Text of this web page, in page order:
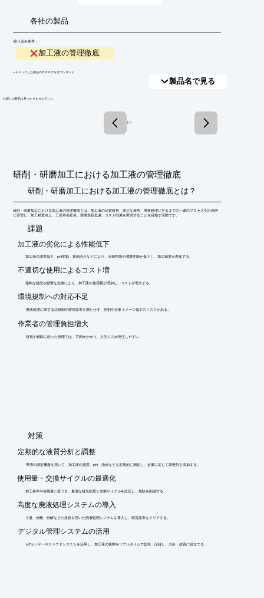
各社の製品
絞り込み条件：
加工液の管理徹底
​▼チェックした製品のカタログをダウンロード
製品名で見る
​お探しの製品は見つかりませんでした。
1 / 1
研削・研磨加工における加工液の管理徹底
研削・研磨加工における加工液の管理徹底とは？
研削・研磨加工における加工液の管理徹底とは、加工液の品質維持、適正な使用、廃液処理に至るまでの一連のプロセスを計画的
に管理し、加工精度向上、工具寿命延長、環境負荷低減、コスト削減を実現することを目指す活動です。
​課題
加工液の劣化による性能低下
加工液の濃度低下、pH変動、異物混入などにより、冷却性能や潤滑性能が低下し、加工精度が悪化する。
不適切な使用によるコスト増
過剰な補充や頻繁な交換により、加工液の使用量が増加し、コストが増大する。
環境規制への対応不足
廃液処理に関する法規制や環境基準を満たせず、罰則や企業イメージ低下のリスクがある。
作業者の管理負担増大
目視や経験に頼った管理では、手間がかかり、人的ミスが発生しやすい。
​対策
定期的な液質分析と調整
専用の測定機器を用いて、加工液の濃度、pH、油分などを定期的に測定し、必要に応じて調整剤を添加する。
使用量・交換サイクルの最適化
加工条件や使用量に基づき、最適な補充頻度と交換サイクルを設定し、無駄を削減する。
高度な廃液処理システムの導入
ろ過、分離、分解などの技術を用いた廃液処理システムを導入し、環境基準をクリアする。
デジタル管理システムの活用
IoTセンサーやクラウドシステムを活用し、加工液の状態をリアルタイムで監視・記録し、分析・改善に役立てる。